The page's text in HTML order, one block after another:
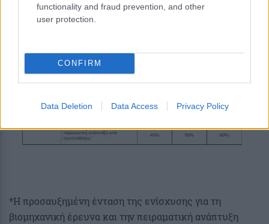
functionality and fraud prevention, and other
user protection.
CONFIRM
Data Deletion Data Access Privacy Policy
Το ενισχυόμενο έργο πρέπει να εμπίπτει στην
κατηγορία βιομηχανική έρευνα ή / και πειραματική
*Η προσαυξημένη ένταση της ενίσχυσης για τη
βιομηχανική έρευνα και την πειραματική ανάπτυξη